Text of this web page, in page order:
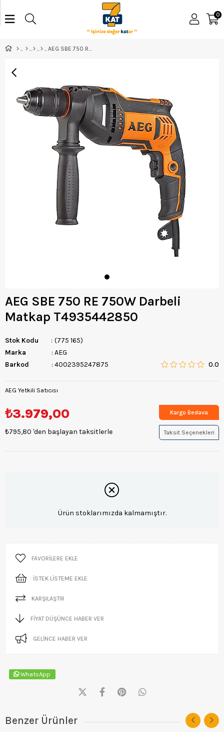
0
AEG SBE 750 RE 750W Darbeli
Matkap T4935442850
Stok Kodu
(775 165)
Marka
: AEG
Barkod
: 4002395247875 0.0
AEG Yetkili Satıcısı
₺3.979,00
₺795,80 'den başlayan taksitlerle
Kargo Bedava
Taksit Seçenekleri
Ürün stoklarımızda kalmamıştır.
FAVORILERE EKLE
İSTEK LISTEME EKLE
KARŞILAŞTIR
FIYAT DÜŞÜNCE HABER VER
GELINCE HABER VER
WhatsApp
Benzer Ürünler